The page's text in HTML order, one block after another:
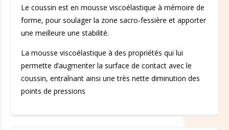
Le coussin est en mousse viscoélastique à mémoire de
forme, pour soulager la zone sacro-fessière et apporter
une meilleure une stabilité.
La mousse viscoélastique à des propriétés qui lui
permette d’augmenter la surface de contact avec le
coussin, entraînant ainsi une très nette diminution des
points de pressions